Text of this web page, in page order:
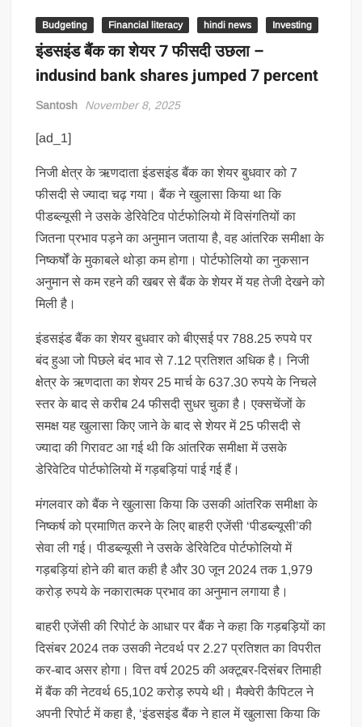
Budgeting Financial literacy hindi news Investing
इंडसइंड बैंक का शेयर 7 फीसदी उछला –
indusind bank shares jumped 7 percent
Santosh November 8, 2025
[ad_1]
निजी क्षेत्र के ऋणदाता इंडसइंड बैंक का शेयर बुधवार को 7
फीसदी से ज्यादा चढ़ गया। बैंक ने खुलासा किया था कि
पीडब्ल्यूसी ने उसके डेरिवेटिव पोर्टफोलियो में विसंगतियों का
जितना प्रभाव पड़ने का अनुमान जताया है, वह आंतरिक समीक्षा के
निष्कर्षों के मुकाबले थोड़ा कम होगा। पोर्टफोलियो का नुकसान
अनुमान से कम रहने की खबर से बैंक के शेयर में यह तेजी देखने को
मिली है।
इंडसइंड बैंक का शेयर बुधवार को बीएसई पर 788.25 रुपये पर
बंद हुआ जो पिछले बंद भाव से 7.12 प्रतिशत अधिक है। निजी
क्षेत्र के ऋणदाता का शेयर 25 मार्च के 637.30 रुपये के निचले
स्तर के बाद से करीब 24 फीसदी सुधर चुका है। एक्सचेंजों के
समक्ष यह खुलासा किए जाने के बाद से शेयर में 25 फीसदी से
ज्यादा की गिरावट आ गई थी कि आंतरिक समीक्षा में उसके
डेरिवेटिव पोर्टफोलियो में गड़बड़ियां पाई गई हैं।
मंगलवार को बैंक ने खुलासा किया कि उसकी आंतरिक समीक्षा के
निष्कर्ष को प्रमाणित करने के लिए बाहरी एजेंसी ‘पीडब्ल्यूसी’की
सेवा ली गई। पीडब्ल्यूसी ने उसके डेरिवेटिव पोर्टफोलियो में
गड़बड़ियां होने की बात कही है और 30 जून 2024 तक 1,979
करोड़ रुपये के नकारात्मक प्रभाव का अनुमान लगाया है।
बाहरी एजेंसी की रिपोर्ट के आधार पर बैंक ने कहा कि गड़बड़ियों का
दिसंबर 2024 तक उसकी नेटवर्थ पर 2.27 प्रतिशत का विपरीत
कर-बाद असर होगा। वित्त वर्ष 2025 की अक्टूबर-दिसंबर तिमाही
में बैंक की नेटवर्थ 65,102 करोड़ रुपये थी। मैक्वेरी कैपिटल ने
अपनी रिपोर्ट में कहा है, ‘इंडसइंड बैंक ने हाल में खुलासा किया कि